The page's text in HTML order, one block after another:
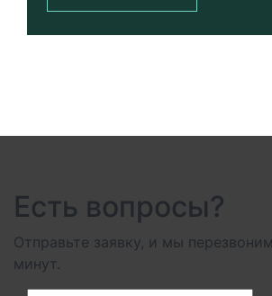
Есть вопросы?
Отправьте заявку, и мы
минут.